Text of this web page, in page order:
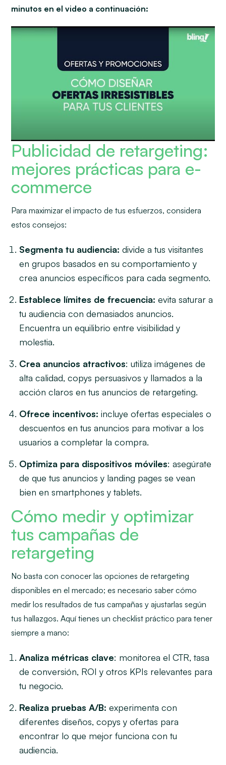
minutos en el video a continuación:
Publicidad de retargeting:
mejores prácticas para e-
commerce
Para maximizar el impacto de tus esfuerzos, considera
estos consejos:
Segmenta tu audiencia: divide a tus visitantes
en grupos basados en su comportamiento y
crea anuncios específicos para cada segmento.
Establece límites de frecuencia: evita saturar a
tu audiencia con demasiados anuncios.
Encuentra un equilibrio entre visibilidad y
molestia.
Crea anuncios atractivos: utiliza imágenes de
alta calidad, copys persuasivos y llamados a la
acción claros en tus anuncios de retargeting.
Ofrece incentivos: incluye ofertas especiales o
descuentos en tus anuncios para motivar a los
usuarios a completar la compra.
Optimiza para dispositivos móviles: asegúrate
de que tus anuncios y landing pages se vean
bien en smartphones y tablets.
Cómo medir y optimizar
tus campañas de
retargeting
No basta con conocer las opciones de retargeting
disponibles en el mercado; es necesario saber cómo
medir los resultados de tus campañas y ajustarlas según
tus hallazgos. Aquí tienes un checklist práctico para tener
siempre a mano:
Analiza métricas clave: monitorea el CTR, tasa
de conversión, ROI y otros KPIs relevantes para
tu negocio.
Realiza pruebas A/B: experimenta con
diferentes diseños, copys y ofertas para
encontrar lo que mejor funciona con tu
audiencia.